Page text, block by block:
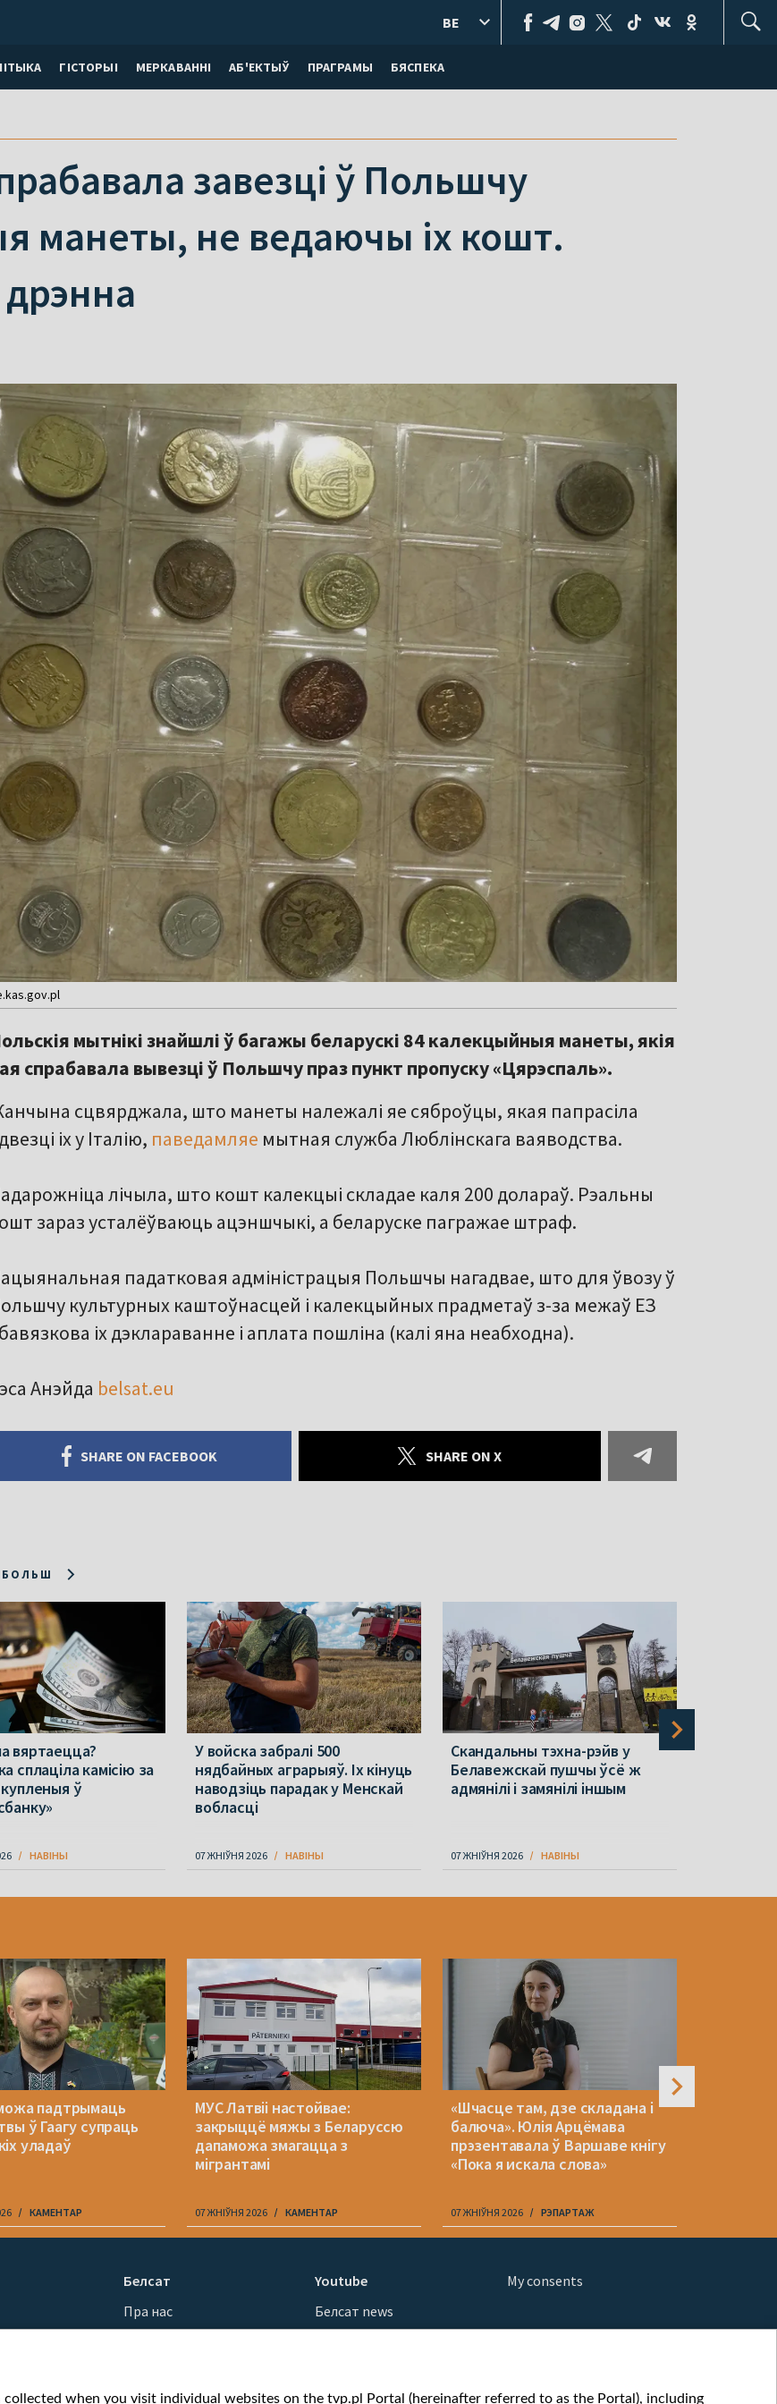
ГІСТОРЫІ МЕРКАВАННI АБ'ЕКТЫЎ ПРАГРАМЫ БЯСПЕКА
BE
завезці ў Польшчу
манеты, не ведаючы іх кошт.
мытнікі знайшлі ў багажы беларускі 84 калекцыйныя манеты, якія
спрабавала вывезці ў Польшчу праз пункт пропуску «Цярэспаль».
сцвярджала, што манеты належалі яе сяброўцы, якая папрасіла
іх у Італію, паведамляе мытная служба Люблінскага ваяводства.
лічыла, што кошт калекцыі складае каля 200 долараў. Рэальны
зараз усталёўваюць ацэншчыкі, а беларуске пагражае штраф.
падатковая адміністрацыя Польшчы нагадвае, што для ўвозу ў
культурных каштоўнасцей і калекцыйных прадметаў з-за межаў ЕЗ
іх дэклараванне і аплата пошліна (калі яна неабходна).
Анэйда belsat.eu
SHARE ON FACEBOOK SHARE ON X
БОЛЬШ
вяртаецца?
сплаціла камісію за
ў
НАВІНЫ
У войска забралі 500
нядбайных аграрыяў. Іх кінуць
наводзіць парадак у Менскай
вобласці
07 ЖНІЎНЯ 2026 НАВІНЫ
Скандальны тэхна-рэйв у
Белавежскай пушчы ўсё ж
адмянілі і замянілі іншым
07 ЖНІЎНЯ 2026 НАВІНЫ
падтрымаць
ў Гаагу супраць
уладаў
КАМЕНТАР
МУС Латвіі настойвае:
закрыццё мяжы з Беларуссю
дапаможа змагацца з
мігрантамі
07 ЖНІЎНЯ 2026 КАМЕНТАР
«Шчасце там, дзе складана і
балюча». Юлія Арцёмава
прэзентавала ў Варшаве кнігу
«Пока я искала слова»
07 ЖНІЎНЯ 2026 РЭПАРТАЖ
Белсат
Пра нас
Кантакты
Youtube
Белсат news
Белсат Shorts
My consents
when you visit individual websites on the tvp.pl Portal (hereinafter referred to as the Portal), including